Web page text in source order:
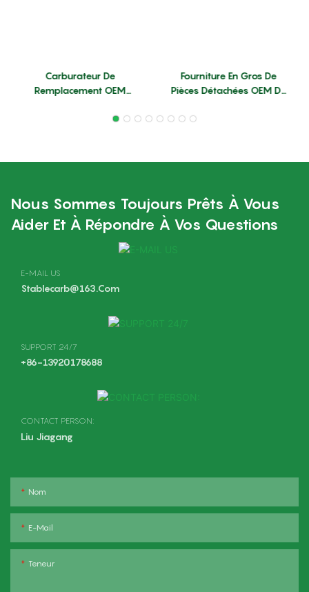
Carburateur De
Remplacement OEM
En Alliage D'aluminium
Fourniture En Gros De
Pièces Détachées OEM De
Souffleur À Dos G90,
Temps.
Nous Sommes Toujours Prêts À Vous
Aider Et À Répondre À Vos Questions
E-MAIL US
Stablecarb@163.com
SUPPORT 24/7
+86-13920178688
CONTACT PERSON:
Liu Jiagang
Nom
E-Mail
Teneur